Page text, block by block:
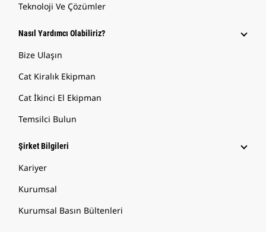
Teknoloji Ve Çözümler
Nasıl Yardımcı Olabiliriz?
Bize Ulaşın
Cat Kiralık Ekipman
Cat İkinci El Ekipman
Temsilci Bulun
Şirket Bilgileri
Kariyer
Kurumsal
Kurumsal Basın Bültenleri